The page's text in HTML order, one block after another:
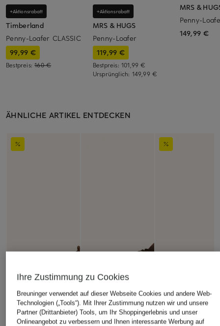
+Aktionsrabatt
Timberland
Penny-Loafer CLASSIC
99,99 €
Bestpreis:160 €
+Aktionsrabatt
MRS & HUGS
Penny-Loafer
119,99 €
Bestpreis: 101,99 €
Ursprünglich: 149,99 €
MRS &
Penny-
149,99 €
ÄHNLICHE ARTIKEL ENTDECKEN
Ihre Zustimmung zu Cookies
Breuninger verwendet auf dieser Webseite Cookies und andere Web-
Technologien („Tools“). Mit Ihrer Zustimmung nutzen wir und unsere
Partner (Drittanbieter) Tools, um Ihr Shoppingerlebnis und unser
Onlineangebot zu verbessern und Ihnen interessante Werbung auf